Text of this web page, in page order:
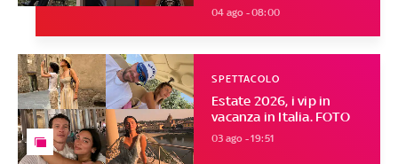
04 ago - 08:00
Estate 2026, i vip in
vacanza in Italia. FOTO
SPETTACOLO
03 ago - 19:51